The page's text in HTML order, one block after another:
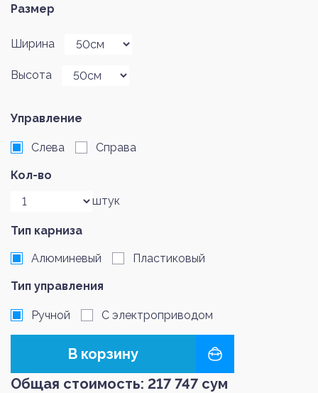
Размер
Ширина
Высота
Управление
Слева Справа
Кол-во
штук
Тип карниза
Алюминевый Пластиковый
Тип управления
Ручной С электроприводом
В корзину
Общая стоимость: 217 747 сум